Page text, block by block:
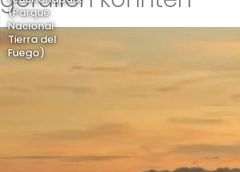
(Parque
Nacional
Tierra del
Fuego)